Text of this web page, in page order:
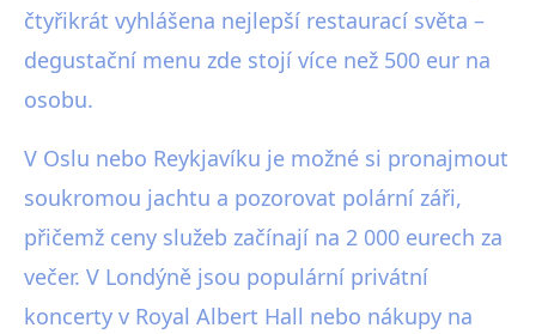
čtyřikrát vyhlášena nejlepší restaurací světa –
degustační menu zde stojí více než 500 eur na
osobu.
V Oslu nebo Reykjavíku je možné si pronajmout
soukromou jachtu a pozorovat polární záři,
přičemž ceny služeb začínají na 2 000 eurech za
večer. V Londýně jsou populární privátní
koncerty v Royal Albert Hall nebo nákupy na